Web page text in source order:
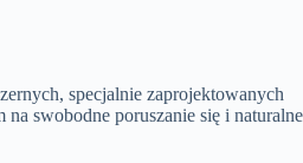
specjalnie zaprojektowanych
swobodne poruszanie się i naturalne